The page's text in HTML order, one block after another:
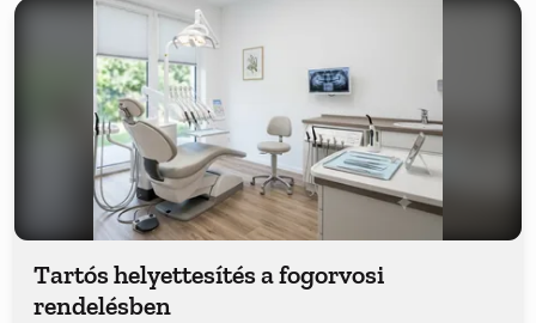
Tartós helyettesítés a fogorvosi
rendelésben